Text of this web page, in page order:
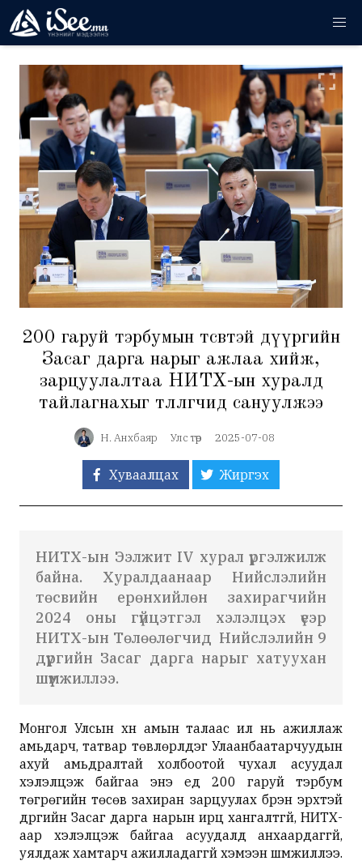
200 гаруй тэрбумын төсөвтэй дүүргийн
Засаг дарга нарыг ажлаа хийж,
зарцуулалтаа НИТХ-ын хуралд
тайлагнахыг төлөөлөгчид сануулжээ
Н. Анхбаяр Улс төр 2025-07-08
Хуваалцах Жиргэх
НИТХ-ын Ээлжит IV хурал үргэлжилж
байна. Хуралдаанаар Нийслэлийн
төсвийн ерөнхийлөн захирагчийн
2024 оны гүйцэтгэл хэлэлцэх үеэр
НИТХ-ын Төлөөлөгчид Нийслэлийн 9
дүүргийн Засаг дарга нарыг хатуухан
шүүмжиллээ.
Монгол Улсын хүн амын талаас илүү нь ажиллаж
амьдарч, татвар төвлөрүүлдэг Улаанбаатарчуудын
ахуй амьдралтай холбоотой чухал асуудал
хэлэлцэж байгаа энэ үед 200 гаруй тэрбум
төгрөгийн төсөв захиран зарцуулах бүрэн эрхтэй
дүүргийн Засаг дарга нарын ирц хангалтгүй, НИТХ-
аар хэлэлцэж байгаа асуудалд анхаардаггүй,
уялдаж хамтарч ажилладаггүй хэмээн шүүмжиллээ.